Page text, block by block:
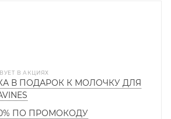
В АКЦИЯХ
В ПОДАРОК К МОЛОЧКУ ДЛЯ
ПО ПРОМОКОДУ